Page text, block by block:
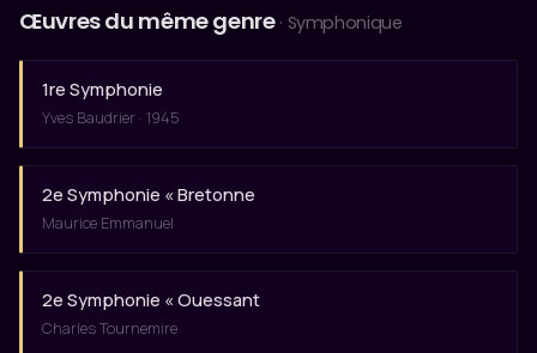
Œuvres du même genre · Symphonique
1re Symphonie
Yves Baudrier · 1945
2e Symphonie « Bretonne
Maurice Emmanuel
2e Symphonie « Ouessant
Charles Tournemire